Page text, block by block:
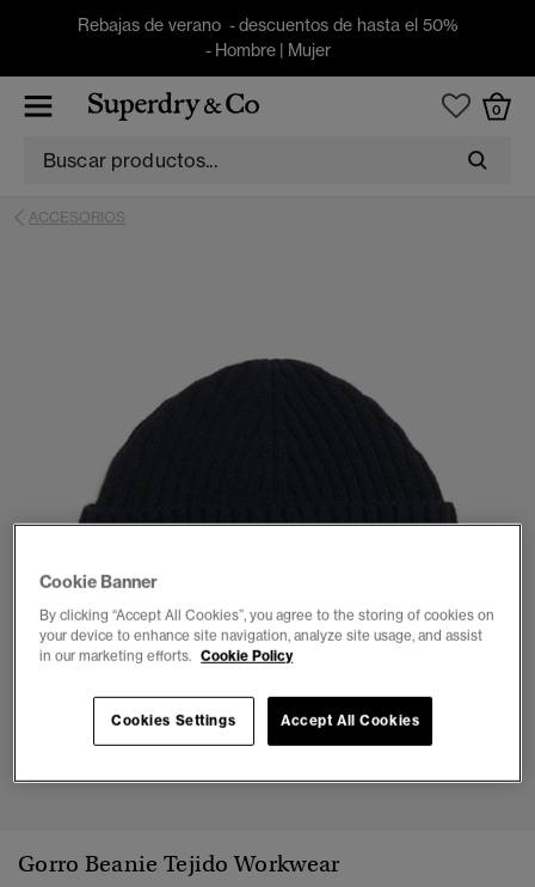
Rebajas de verano - descuentos de hasta el 50%
- Hombre| Mujer
0
ACCESORIOS
Gorro Beanie Tejido Workwear
Cookie Banner
By clicking “Accept All Cookies”, you agree to the storing of cookies on
your device to enhance site navigation, analyze site usage, and assist
in our marketing efforts. Cookie Policy
Accept All Cookies
Cookies Settings